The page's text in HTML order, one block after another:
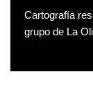
Cartografía
grupo de La